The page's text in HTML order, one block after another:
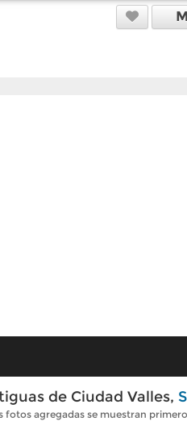
de Ciudad Valles,
fotos agregadas se muestran primero